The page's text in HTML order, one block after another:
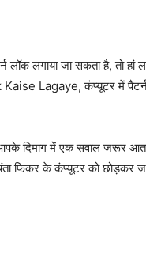
लगाया जा सकता है, तो हां
Lagaye, कंप्यूटर में
में एक सवाल जरूर आता
फिकर के कंप्यूटर को छोड़कर